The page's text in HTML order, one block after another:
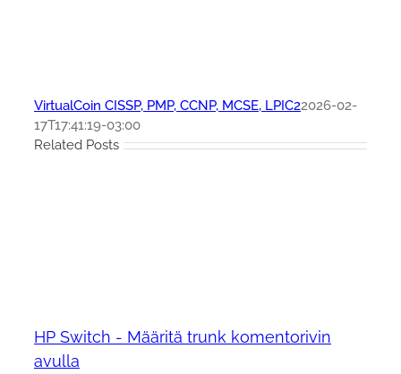
VirtualCoin CISSP, PMP, CCNP, MCSE, LPIC22026-02-
17T17:41:19-03:00
Related Posts
HP Switch - Määritä trunk komentorivin
avulla